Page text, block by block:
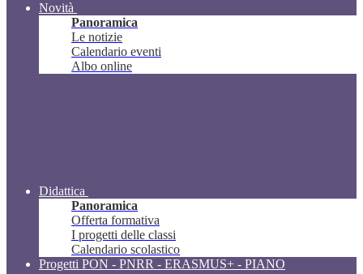
Novità
Panoramica
Le notizie
Calendario eventi
Albo online
Didattica
Panoramica
Offerta formativa
I progetti delle classi
Calendario scolastico
Progetti PON - PNRR - ERASMUS+ - PIANO